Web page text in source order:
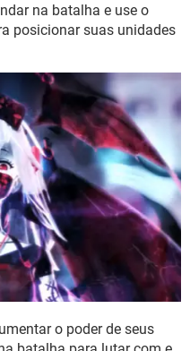
na batalha e use o
posicionar suas unidades
o poder de seus